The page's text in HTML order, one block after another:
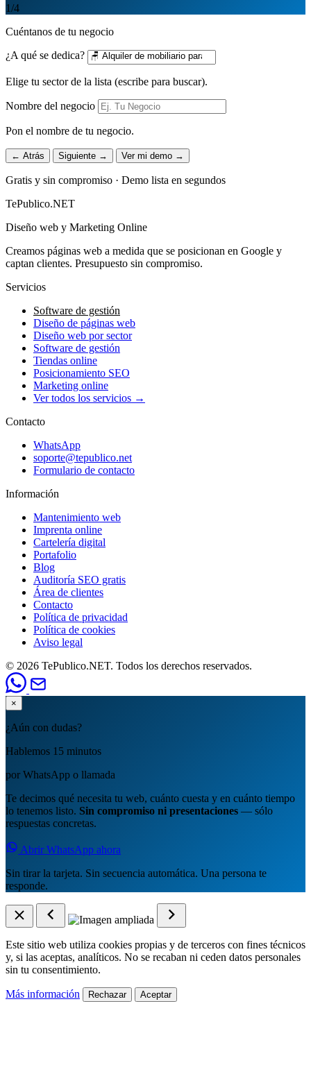
1/4
Cuéntanos de tu negocio
¿A qué se dedica?
Elige tu sector de la lista (escribe para buscar).
Nombre del negocio
Pon el nombre de tu negocio.
← Atrás Siguiente → Ver mi demo →
Gratis y sin compromiso · Demo lista en segundos
TePublico.NET
Diseño web y Marketing Online
Creamos páginas web a medida que se posicionan en Google y
captan clientes. Presupuesto sin compromiso.
Servicios
Software de gestión
Diseño de páginas web
Diseño web por sector
Software de gestión
Tiendas online
Posicionamiento SEO
Marketing online
Ver todos los servicios →
Contacto
WhatsApp
soporte@tepublico.net
Formulario de contacto
Información
Mantenimiento web
Imprenta online
Cartelería digital
Portafolio
Blog
Auditoría SEO gratis
Área de clientes
Contacto
Política de privacidad
Política de cookies
Aviso legal
© 2026 TePublico.NET. Todos los derechos reservados.
×
¿Aún con dudas?
Hablemos 15 minutos
por WhatsApp o llamada
Te decimos qué necesita tu web, cuánto cuesta y en cuánto tiempo
lo tenemos listo. Sin compromiso ni presentaciones — sólo
respuestas concretas.
Abrir WhatsApp ahora
Sin tirar la tarjeta. Sin secuencia automática. Una persona te
responde.
Este sitio web utiliza cookies propias y de terceros con fines técnicos
y, si las aceptas, analíticos. No se recaban ni ceden datos personales
sin tu consentimiento.
Más información Rechazar Aceptar